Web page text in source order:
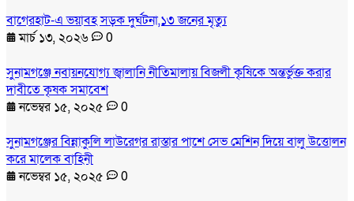
বাগেরহাট-এ ভয়াবহ সড়ক দুর্ঘটনা,১৩ জনের মৃত্যু
মার্চ ১৩, ২০২৬
0
সুনামগঞ্জে নবায়নযোগ্য জ্বালানি নীতিমালায় বিজলী কৃষিকে অন্তর্ভুক্ত করার
দাবীতে কৃষক সমাবেশ
নভেম্বর ১৫, ২০২৫
0
সুনামগঞ্জের বিন্নাকুলি লাউরেগর রাস্তার পাশে সেভ মেশিন দিয়ে বালু উত্তোলন
করে মালেক বাহিনী
নভেম্বর ১৫, ২০২৫
0